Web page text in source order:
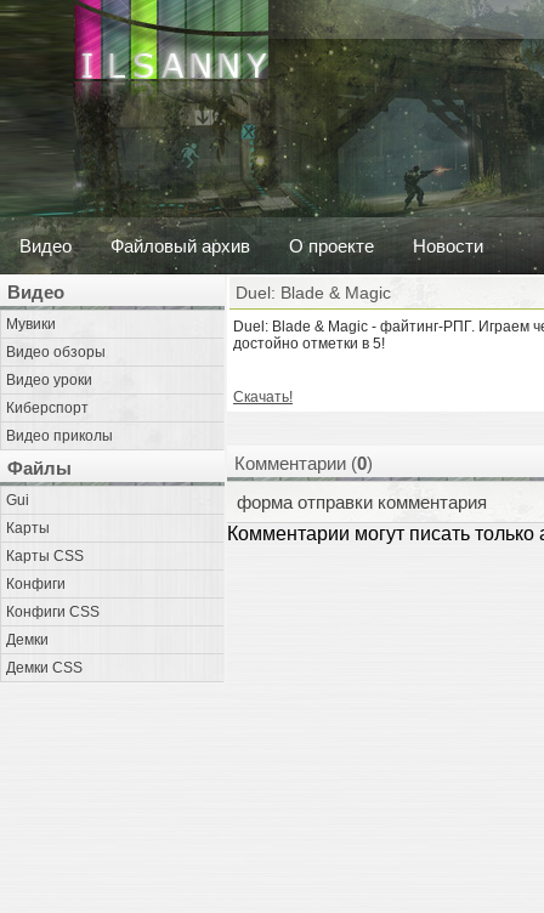
Видео Файловый архив О проекте Новости
Видео
Мувики
Видео обзоры
Видео уроки
Киберспорт
Видео приколы
Файлы
Gui
Карты
Карты CSS
Конфиги
Конфиги CSS
Демки
Демки CSS
Duel: Blade & Magic
Duel: Blade & Magic - файтинг-РПГ. Играем
достойно отметки в 5!
Скачать!
Комментарии (0)
форма отправки комментария
Комментарии могут писать